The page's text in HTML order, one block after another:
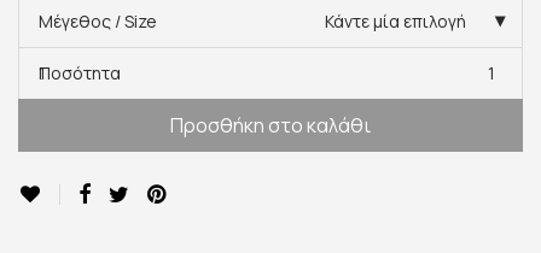
Μέγεθος / Size Κάντε μία επιλογή
Ποσότητα
1
Προσθήκη στο καλάθι